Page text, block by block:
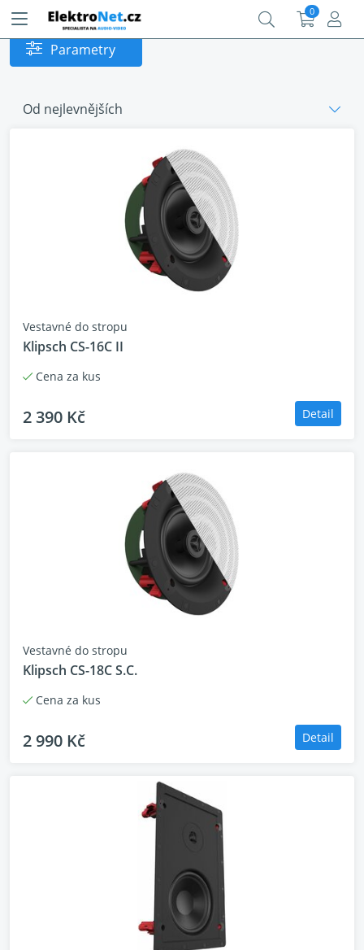
0
Parametry
Od nejlevnějších
Vestavné do stropu
Klipsch CS-16C II
Cena za kus
2 390 Kč Detail
Vestavné do stropu
Klipsch CS-18C S.C.
Cena za kus
2 990 Kč Detail